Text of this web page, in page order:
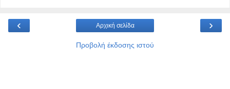
‹ ›
Αρχική σελίδα
Προβολή έκδοσης ιστού